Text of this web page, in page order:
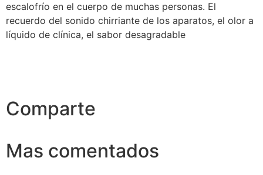
escalofrío en el cuerpo de muchas personas. El
recuerdo del sonido chirriante de los aparatos, el olor a
líquido de clínica, el sabor desagradable
Comparte
Mas comentados